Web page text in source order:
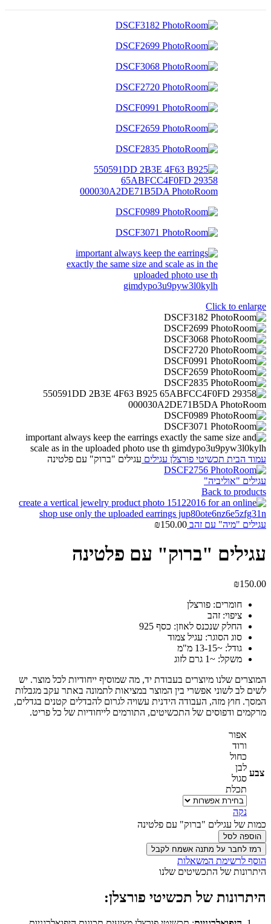
Click to enlarge
עמוד הבית תכשיטי פורצלן עגילים עגילים "ברוק" עם פלטינה
עגילים "אוליביה"
Back to products
עגילים "מיה" עם זהב ₪150.00
עגילים "ברוק" עם פלטינה
₪150.00
חומרים: פורצלן
ציפוי: זהב
החלק שנכנס לאוזן: כסף 925
סוג הסוגר: עגיל צמוד
גודל: ~13-15 מ"מ
משקל: ~1 גרם לזוג
המוצרים שלנו מיוצרים בעבודת יד, מה שמוסיף ייחודיות לכל מוצר. יש
לשים לב לשוני אפשרי בין המוצר במציאות לתמונה באתר עקב מגבלות
המסך. חוץ מזה, העבודה הידנית עשויה לגרום להבדלים קטנים בגדלים,
מרקמים ודפוסים של התכשיטים, התורמים לייחודיות של כל פריט.
צבע
אפור
ורוד
כחול
לבן
סגול
תכלת
נקה
כמות של עגילים "ברוק" עם פלטינה
הוספה לסל
רמז לחבר על מתנה אשמח לקבל
הוסף לרשימת המשאלות
היתרונות של התכשיטים שלנו
היתרונות של תכשיטי פורצלן: